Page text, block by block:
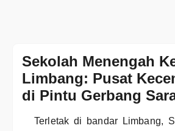
Sekolah Menengah
Limbang: Pusat
di Pintu Gerbang
Terletak di bandar Limbang,